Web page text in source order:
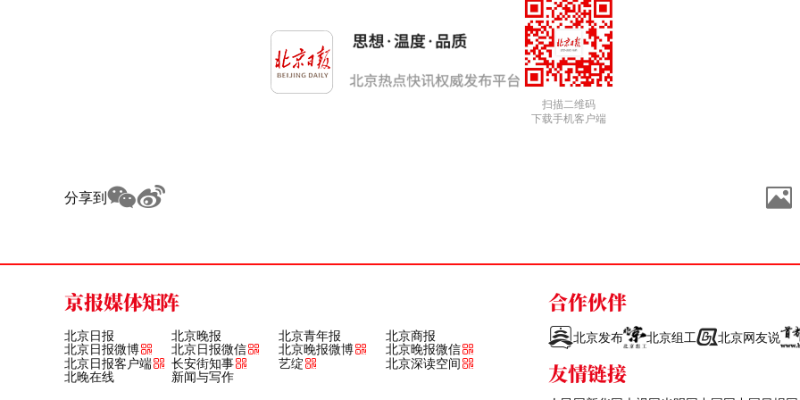
扫描二维码
下载手机客户端
分享到
京报媒体矩阵
北京日报 北京晚报 北京青年报 北京商报
北京日报微博 北京日报微信 北京晚报微博
北京晚报微信
北京日报客户端
长安街知事 艺绽 北京深读空间
北晚在线 新闻与写作
合作伙伴
北京发布 北京组工 北京网友说
友情链接